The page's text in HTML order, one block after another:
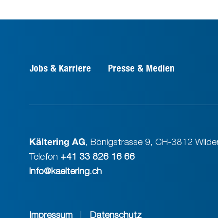
Jobs & Karriere Presse & Medien
Kältering AG, Bönigstrasse 9, CH-3812
Telefon +41 33 826 16 66
info@kaeltering.ch
Impressum Datenschutz